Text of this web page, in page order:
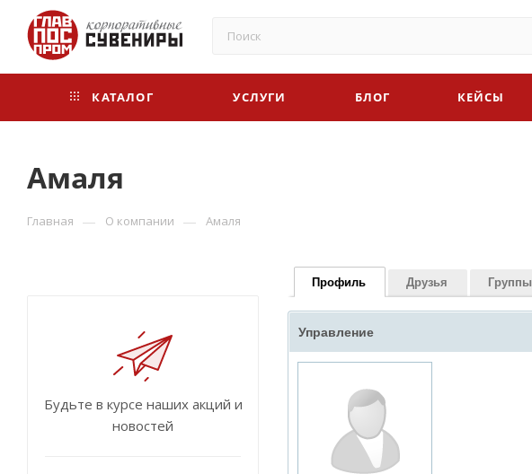
КАТАЛОГ УСЛУГИ БЛОГ КЕЙСЫ
Амаля
Главная — О компании — Амаля
Профиль Друзья Группы
Управление
Будьте в курсе наших акций и
новостей